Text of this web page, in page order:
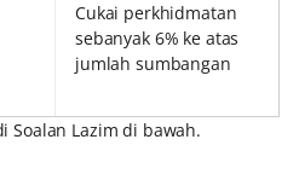
Cukai perkhidmatan
sebanyak 6% ke atas
jumlah sumbangan
Soalan Lazim di bawah.